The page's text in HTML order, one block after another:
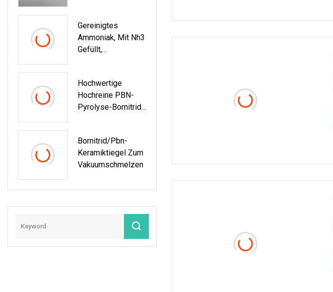
Gereinigtes
Ammoniak, Mit Nh3
Gefüllt,
Ammoniak
Hochwertige
Hochreine PBN-
Pyrolyse-Bornitrid-
Bornitrid/Pbn-
Keramiktiegel Zum
Vakuumschmelzen